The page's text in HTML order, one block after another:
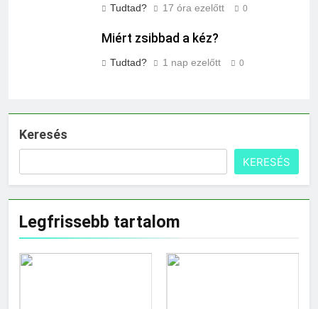
Tudtad? 17 óra ezelőtt 0
Miért zsibbad a kéz?
Tudtad? 1 nap ezelőtt 0
Keresés
KERESÉS
Legfrissebb tartalom